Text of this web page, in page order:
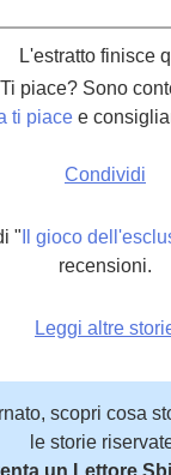
L'estratto finisce
Ti piace? Sono
ti piacee
Condividi
" Il gioco
recensioni.
Leggi altre
scopri cosa
le storie
un Lettore